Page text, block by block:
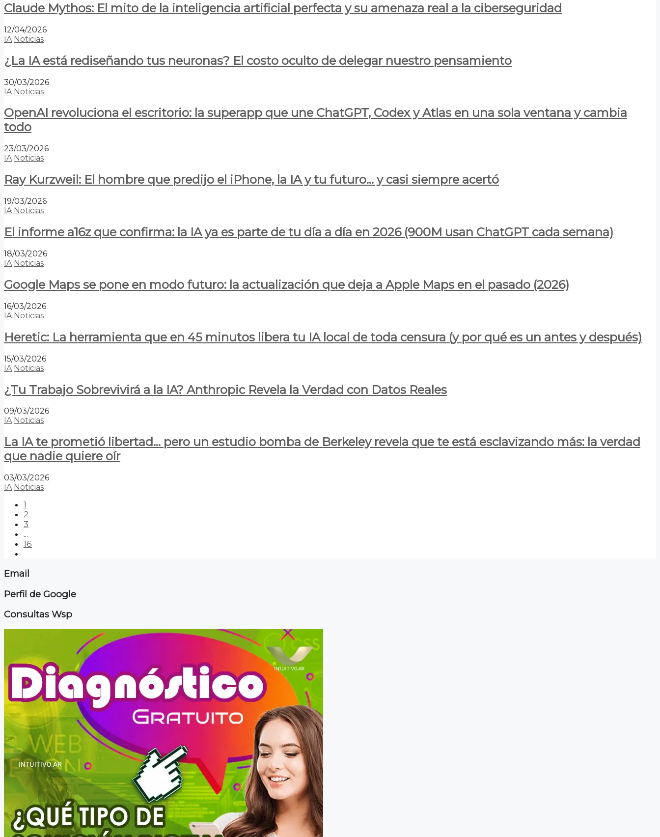
Claude Mythos: El mito de la inteligencia artificial perfecta y su amenaza real a la ciberseguridad
12/04/2026
IA Noticias
¿La IA está rediseñando tus neuronas? El costo oculto de delegar nuestro pensamiento
30/03/2026
IA Noticias
OpenAI revoluciona el escritorio: la superapp que une ChatGPT, Codex y Atlas en una sola ventana y cambia
todo
23/03/2026
IA Noticias
Ray Kurzweil: El hombre que predijo el iPhone, la IA y tu futuro… y casi siempre acertó
19/03/2026
IA Noticias
El informe a16z que confirma: la IA ya es parte de tu día a día en 2026 (900M usan ChatGPT cada semana)
18/03/2026
IA Noticias
Google Maps se pone en modo futuro: la actualización que deja a Apple Maps en el pasado (2026)
16/03/2026
IA Noticias
Heretic: La herramienta que en 45 minutos libera tu IA local de toda censura (y por qué es un antes y después)
15/03/2026
IA Noticias
¿Tu Trabajo Sobrevivirá a la IA? Anthropic Revela la Verdad con Datos Reales
09/03/2026
IA Noticias
La IA te prometió libertad… pero un estudio bomba de Berkeley revela que te está esclavizando más: la verdad
que nadie quiere oír
03/03/2026
IA Noticias
1
2
3
...
16
Email
Perfil de Google
Consultas Wsp